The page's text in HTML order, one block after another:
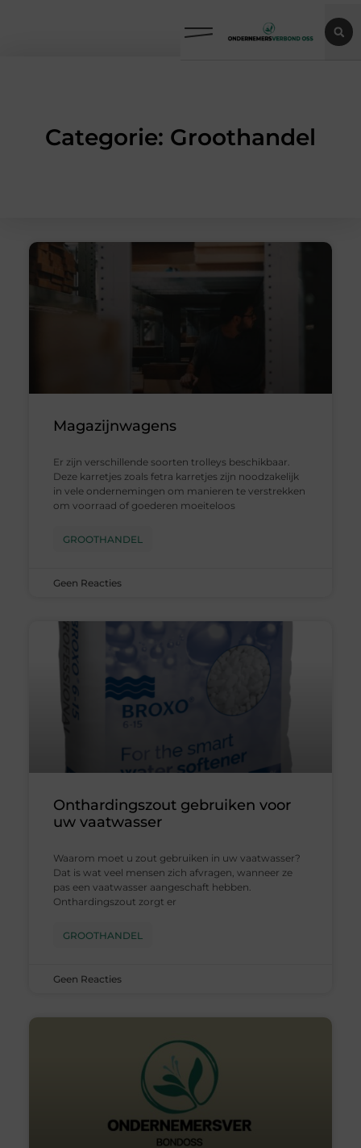
Categorie: Groothandel
Magazijnwagens
Er zijn verschillende soorten trolleys beschikbaar.
Deze karretjes zoals fetra karretjes zijn noodzakelijk
in vele ondernemingen om manieren te verstrekken
om voorraad of goederen moeiteloos
GROOTHANDEL
Geen Reacties
Onthardingszout gebruiken voor
uw vaatwasser
Waarom moet u zout gebruiken in uw vaatwasser?
Dat is wat veel mensen zich afvragen, wanneer ze
pas een vaatwasser aangeschaft hebben.
Onthardingszout zorgt er
GROOTHANDEL
Geen Reacties